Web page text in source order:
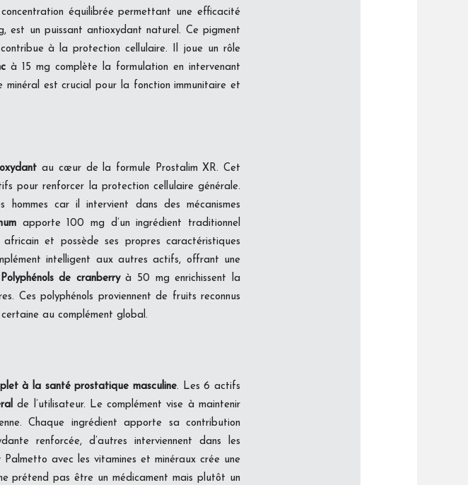
équilibrée permettant une efficacité
est un puissant antioxydant naturel. Ce pigment
à la protection cellulaire. Il joue un rôle
à 15 mg complète la formulation en intervenant
minéral est crucial pour la fonction immunitaire et
au cœur de la formule Prostalim XR. Cet
pour renforcer la protection cellulaire générale.
car il intervient dans des mécanismes
apporte 100 mg d’un ingrédient traditionnel
et possède ses propres caractéristiques
intelligent aux autres actifs, offrant une
Polyphénols de cranberryà 50 mg enrichissent la
Ces polyphénols proviennent de fruits reconnus
au complément global.
à la santé prostatique masculine. Les 6 actifs
de l’utilisateur. Le complément vise à maintenir
Chaque ingrédient apporte sa contribution
renforcée, d’autres interviennent dans les
Palmetto avec les vitamines et minéraux crée une
prétend pas être un médicament mais plutôt un